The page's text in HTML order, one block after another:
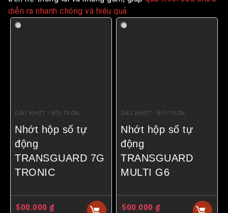
diễn ra nhanh chóng và hiệu quả.
DẦU NHỚT - BÔI TRƠN
Nhớt hộp số tự
động
TRANSGUARD 7G
TRONIC
500.000 ₫
DẦU NHỚT - BÔI TRƠN
Nhớt hộp số tự
động
TRANSGUARD
MULTI G6
500.000 ₫